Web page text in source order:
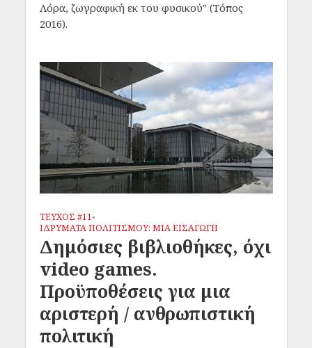
Λόρα, ζωγραφική εκ του φυσικού" (Τόπος
2016).
ΤΕΥΧΟΣ #11•
ΙΔΡΥΜΑΤΑ ΠΟΛΙΤΙΣΜΟΥ: ΜΙΑ ΕΙΣΑΓΩΓΗ
Δημόσιες βιβλιοθήκες, όχι
video games.
Προϋποθέσεις για μια
αριστερή / ανθρωπιστική
πολιτική